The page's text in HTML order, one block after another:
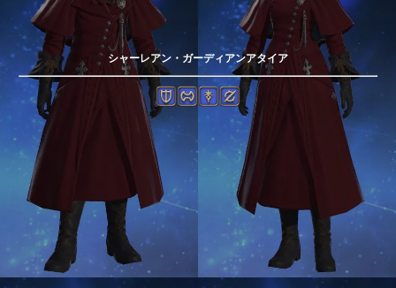
シャーレアン・ガーディアンアタイア